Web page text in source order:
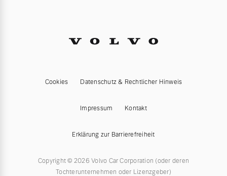
Cookies Datenschutz & Rechtlicher Hinweis
Impressum Kontakt
Erklärung zur Barrierefreiheit
Copyright © 2026 Volvo Car Corporation (oder deren
Tochterunternehmen oder Lizenzgeber)